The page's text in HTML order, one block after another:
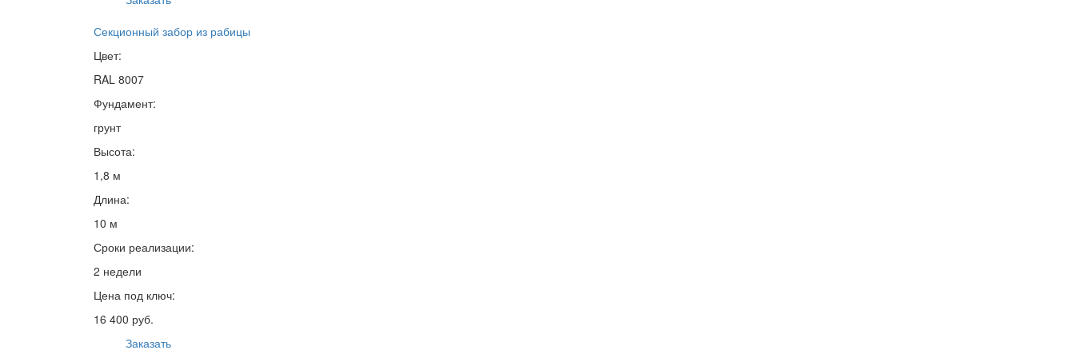
Секционный забор из рабицы
Цвет:
RAL 8007
Фундамент:
грунт
Высота:
1,8 м
Длина:
10 м
Сроки реализации:
2 недели
Цена под ключ:
16 400 руб.
Заказать